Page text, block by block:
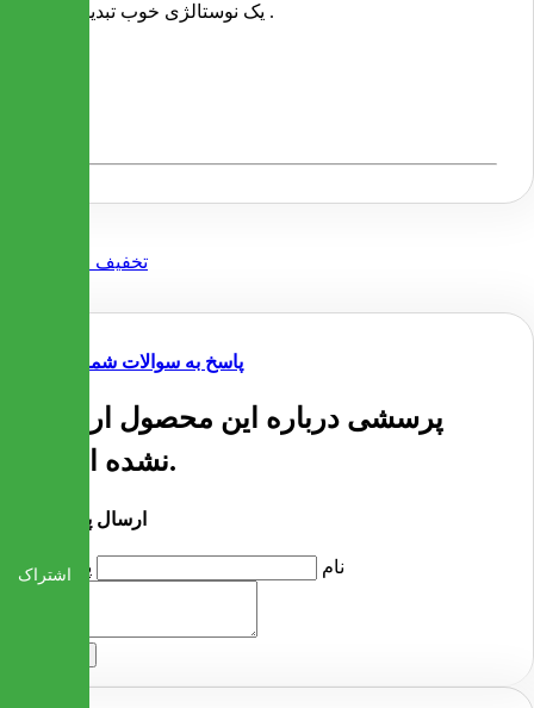
یک نوستالژی خوب تبدیل شده .
پاسخ به سوالات شما
پرسشی درباره این محصول ارسال
نشده است.
ارسال پرسش
نام پرسشاشتراک